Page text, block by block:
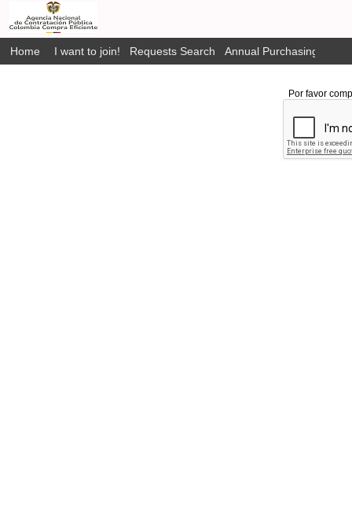
Home I want to join! Requests Search Annual Purchasing Plan
Por favor